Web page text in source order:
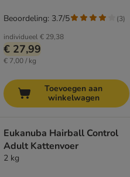
individueel€ 29,38
€ 27,99
€ 7,00 / kg
Beoordeling: 3.7/5 (3)
Toevoegen aan
winkelwagen
Eukanuba Hairball Control
Adult Kattenvoer
2 kg